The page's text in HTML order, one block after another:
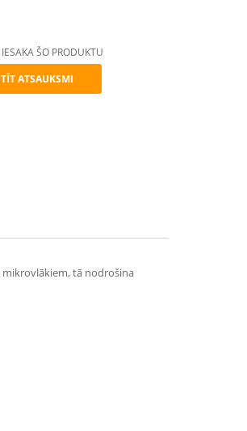
ŠO PRODUKTU
ATSAUKSMI
mikrovlākiem, tā nodrošina